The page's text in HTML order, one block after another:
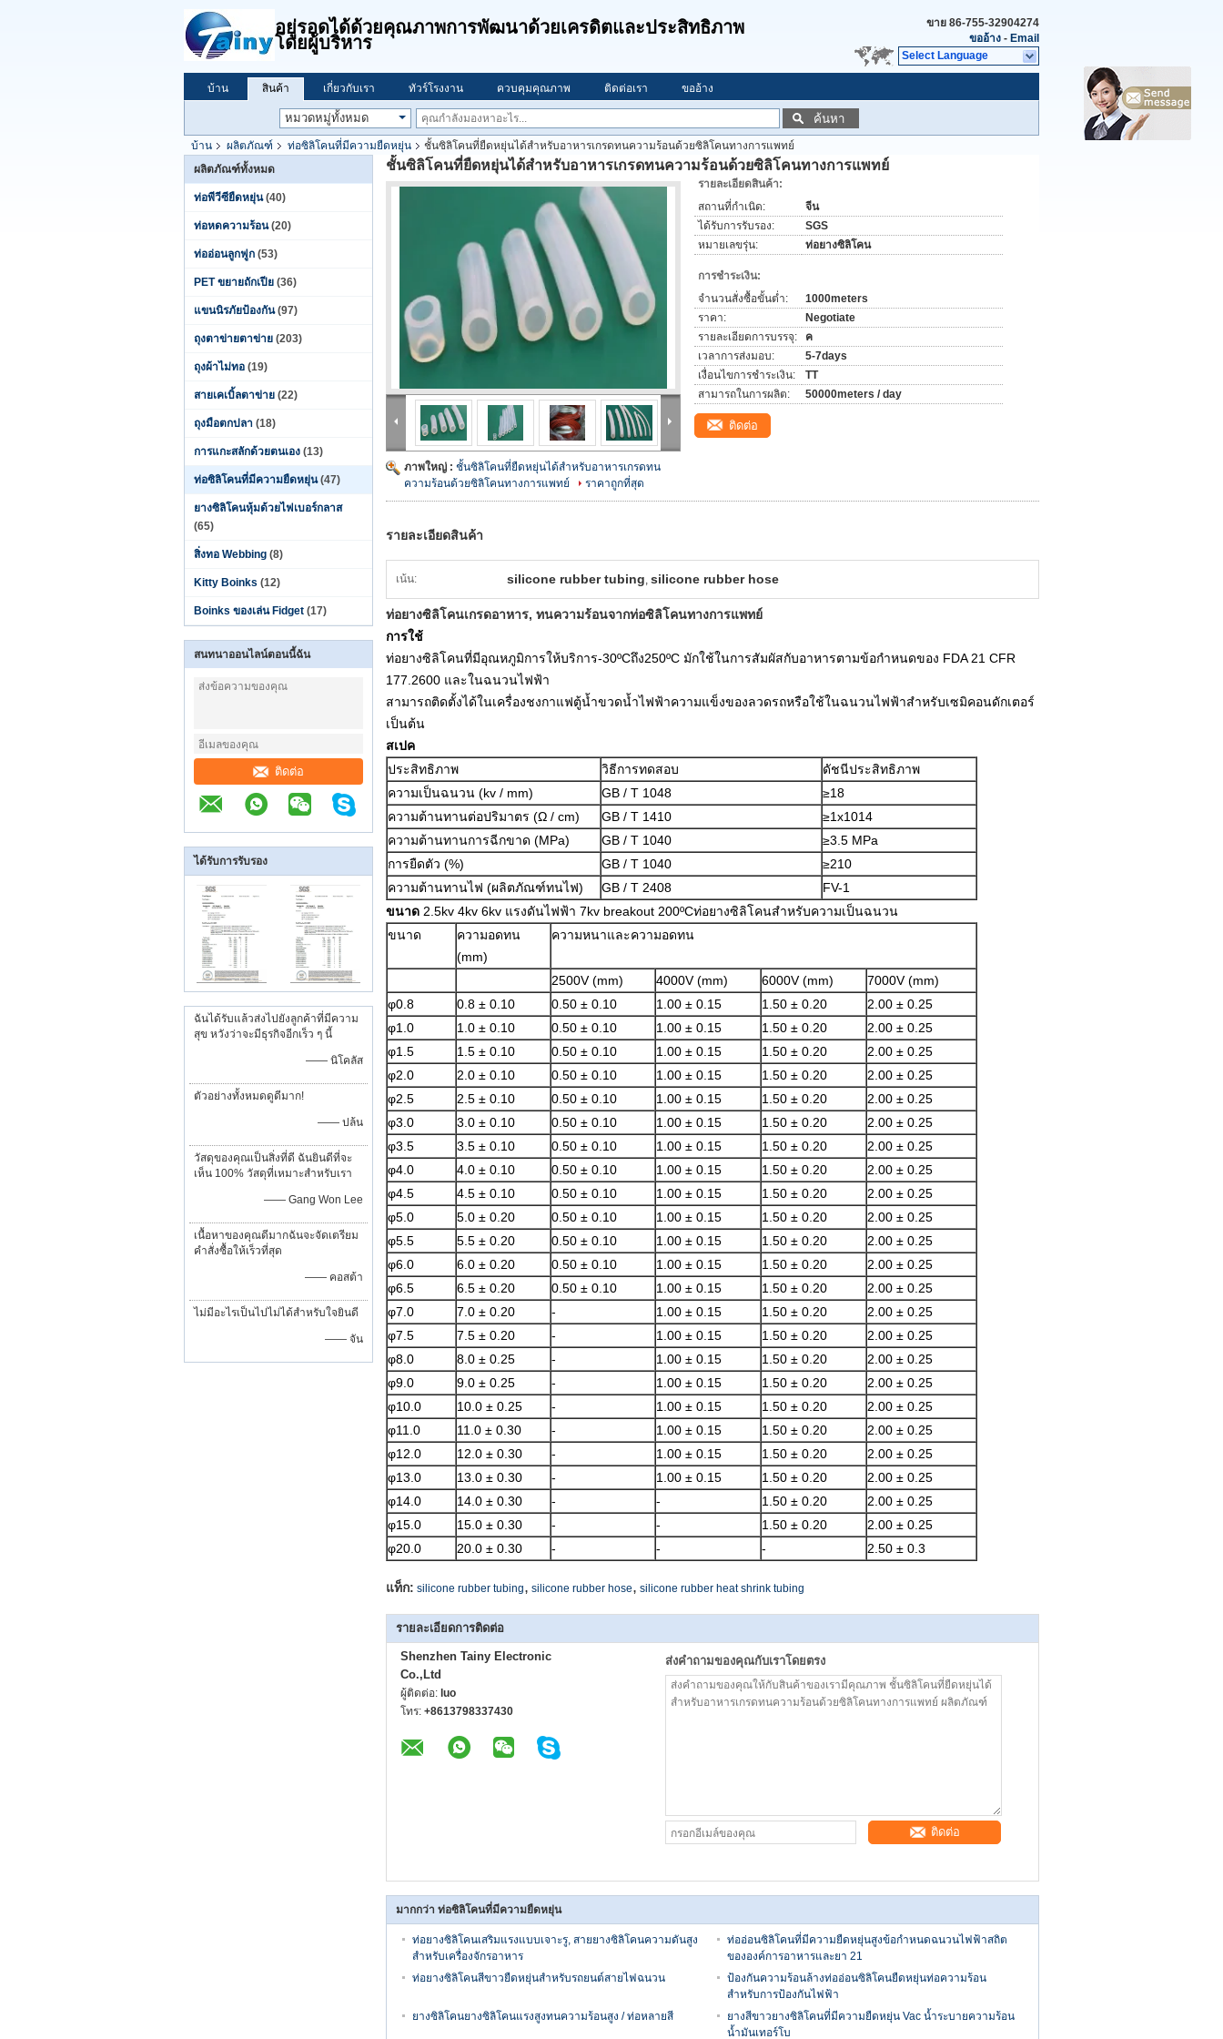
อยู่รอดได้ด้วยคุณภาพการพัฒนาด้วยเครดิตและประสิทธิภาพ
โดยผู้บริหาร
ขาย 86-755-32904274
ขออ้าง - Email
Select Language
บ้าน สินค้า เกี่ยวกับเรา ทัวร์โรงงาน ควบคุมคุณภาพ ติดต่อเรา ขออ้าง
ค้นหา
บ้าน ผลิตภัณฑ์ ท่อซิลิโคนที่มีความยืดหยุ่น
ชั้นซิลิโคนที่ยืดหยุ่นได้สำหรับอาหารเกรดทนความร้อนด้วยซิลิโคนทางการแพทย์
ผลิตภัณฑ์ทั้งหมด
ท่อพีวีซียืดหยุ่น (40)
ท่อหดความร้อน (20)
ท่ออ่อนลูกฟูก (53)
PET ขยายถักเปีย (36)
แขนนิรภัยป้องกัน (97)
ถุงตาข่ายตาข่าย (203)
ถุงผ้าไม่ทอ (19)
สายเคเบิ้ลตาข่าย (22)
ถุงมือตกปลา (18)
การแกะสลักด้วยตนเอง (13)
ท่อซิลิโคนที่มีความยืดหยุ่น (47)
ยางซิลิโคนหุ้มด้วยไฟเบอร์กลาส
(65)
สิ่งทอ Webbing (8)
Kitty Boinks (12)
Boinks ของเล่น Fidget (17)
สนทนาออนไลน์ตอนนี้ฉัน
ติดต่อ
ได้รับการรับรอง
ฉันได้รับแล้วส่งไปยังลูกค้าที่มีความ
สุข หวังว่าจะมีธุรกิจอีกเร็ว ๆ นี้
—— นิโคลัส
ตัวอย่างทั้งหมดดูดีมาก!
—— ปล้น
วัสดุของคุณเป็นสิ่งที่ดี ฉันยินดีที่จะ
เห็น 100% วัสดุที่เหมาะสำหรับเรา
—— Gang Won Lee
เนื้อหาของคุณดีมากฉันจะจัดเตรียม
คำสั่งซื้อให้เร็วที่สุด
—— คอสต้า
ไม่มีอะไรเป็นไปไม่ได้สำหรับใจยินดี
—— จัน
ชั้นซิลิโคนที่ยืดหยุ่นได้สำหรับอาหารเกรดทนความร้อนด้วยซิลิโคนทางการแพทย์
ภาพใหญ่ : ชั้นซิลิโคนที่ยืดหยุ่นได้สำหรับอาหารเกรดทน
ความร้อนด้วยซิลิโคนทางการแพทย์
ราคาถูกที่สุด
รายละเอียดสินค้า:
สถานที่กำเนิด:
จีน
ได้รับการรับรอง:
SGS
หมายเลขรุ่น:
ท่อยางซิลิโคน
การชำระเงิน:
จำนวนสั่งซื้อขั้นต่ำ:
1000meters
ราคา:
Negotiate
รายละเอียดการบรรจุ:
ค
เวลาการส่งมอบ:
5-7days
เงื่อนไขการชำระเงิน:
TT
สามารถในการผลิต:
50000meters / day
ติดต่อ
รายละเอียดสินค้า
เน้น: silicone rubber tubing, silicone rubber hose
ท่อยางซิลิโคนเกรดอาหาร, ทนความร้อนจากท่อซิลิโคนทางการแพทย์
การใช้
ท่อยางซิลิโคนที่มีอุณหภูมิการให้บริการ-30ºCถึง250ºC มักใช้ในการสัมผัสกับอาหารตามข้อกำหนดของ FDA 21 CFR
177.2600 และในฉนวนไฟฟ้า
สามารถติดตั้งได้ในเครื่องชงกาแฟตู้น้ำขวดน้ำไฟฟ้าความแข็งของลวดรถหรือใช้ในฉนวนไฟฟ้าสำหรับเซมิคอนดักเตอร์
เป็นต้น
สเปค
ประสิทธิภาพ
วิธีการทดสอบ
ดัชนีประสิทธิภาพ
ความเป็นฉนวน (kv / mm)
GB / T 1048
≥18
ความต้านทานต่อปริมาตร (Ω / cm)
GB / T 1410
≥1x1014
ความต้านทานการฉีกขาด (MPa)
GB / T 1040
≥3.5 MPa
การยืดตัว (%)
GB / T 1040
≥210
ความต้านทานไฟ (ผลิตภัณฑ์ทนไฟ)
GB / T 2408
FV-1
ขนาด 2.5kv 4kv 6kv แรงดันไฟฟ้า 7kv breakout 200ºCท่อยางซิลิโคนสำหรับความเป็นฉนวน
ขนาด
ความอดทน
(mm)
ความหนาและความอดทน
2500V (mm) 4000V (mm) 6000V (mm)
7000V (mm)
φ0.8
0.8 ± 0.10 0.50 ± 0.10 1.00 ± 0.15 1.50 ± 0.20
2.00 ± 0.25
φ1.0
1.0 ± 0.10 0.50 ± 0.10 1.00 ± 0.15 1.50 ± 0.20
2.00 ± 0.25
φ1.5
1.5 ± 0.10 0.50 ± 0.10 1.00 ± 0.15 1.50 ± 0.20
2.00 ± 0.25
φ2.0
2.0 ± 0.10 0.50 ± 0.10 1.00 ± 0.15 1.50 ± 0.20
2.00 ± 0.25
φ2.5
2.5 ± 0.10 0.50 ± 0.10 1.00 ± 0.15 1.50 ± 0.20
2.00 ± 0.25
φ3.0
3.0 ± 0.10 0.50 ± 0.10 1.00 ± 0.15 1.50 ± 0.20
2.00 ± 0.25
φ3.5
3.5 ± 0.10 0.50 ± 0.10 1.00 ± 0.15 1.50 ± 0.20
2.00 ± 0.25
φ4.0
4.0 ± 0.10 0.50 ± 0.10 1.00 ± 0.15 1.50 ± 0.20
2.00 ± 0.25
φ4.5
4.5 ± 0.10 0.50 ± 0.10 1.00 ± 0.15 1.50 ± 0.20
2.00 ± 0.25
φ5.0
5.0 ± 0.20 0.50 ± 0.10 1.00 ± 0.15 1.50 ± 0.20
2.00 ± 0.25
φ5.5
5.5 ± 0.20 0.50 ± 0.10 1.00 ± 0.15 1.50 ± 0.20
2.00 ± 0.25
φ6.0
6.0 ± 0.20 0.50 ± 0.10 1.00 ± 0.15 1.50 ± 0.20
2.00 ± 0.25
φ6.5
6.5 ± 0.20 0.50 ± 0.10 1.00 ± 0.15 1.50 ± 0.20
2.00 ± 0.25
φ7.0
7.0 ± 0.20 - 1.00 ± 0.15 1.50 ± 0.20
2.00 ± 0.25
φ7.5
7.5 ± 0.20 - 1.00 ± 0.15 1.50 ± 0.20
2.00 ± 0.25
φ8.0
8.0 ± 0.25 - 1.00 ± 0.15 1.50 ± 0.20
2.00 ± 0.25
φ9.0
9.0 ± 0.25 - 1.00 ± 0.15 1.50 ± 0.20
2.00 ± 0.25
φ10.0
10.0 ± 0.25 - 1.00 ± 0.15 1.50 ± 0.20
2.00 ± 0.25
φ11.0
11.0 ± 0.30 - 1.00 ± 0.15 1.50 ± 0.20
2.00 ± 0.25
φ12.0
12.0 ± 0.30 - 1.00 ± 0.15 1.50 ± 0.20
2.00 ± 0.25
φ13.0
13.0 ± 0.30 - 1.00 ± 0.15 1.50 ± 0.20
2.00 ± 0.25
φ14.0
14.0 ± 0.30 - - 1.50 ± 0.20
2.00 ± 0.25
φ15.0
15.0 ± 0.30 - - 1.50 ± 0.20
2.00 ± 0.25
φ20.0
20.0 ± 0.30 - - - 2.50 ± 0.3
แท็ก: silicone rubber tubing, silicone rubber hose, silicone rubber heat shrink tubing
รายละเอียดการติดต่อ
Shenzhen Tainy Electronic
Co.,Ltd
ผู้ติดต่อ: luo
โทร: +8613798337430
ส่งคำถามของคุณกับเราโดยตรง
ติดต่อ
มากกว่า ท่อซิลิโคนที่มีความยืดหยุ่น
ท่อยางซิลิโคนเสริมแรงแบบเจาะรู, สายยางซิลิโคนความดันสูง
สำหรับเครื่องจักรอาหาร
ท่ออ่อนซิลิโคนที่มีความยืดหยุ่นสูงข้อกำหนดฉนวนไฟฟ้าสถิต
ขององค์การอาหารและยา 21
ท่อยางซิลิโคนสีขาวยืดหยุ่นสำหรับรถยนต์สายไฟฉนวน
ป้องกันความร้อนล้างท่ออ่อนซิลิโคนยืดหยุ่นท่อความร้อน
สำหรับการป้องกันไฟฟ้า
ยางซิลิโคนยางซิลิโคนแรงสูงทนความร้อนสูง / ท่อหลายสี
ยางสีขาวยางซิลิโคนที่มีความยืดหยุ่น Vac น้ำระบายความร้อน
น้ำมันเทอร์โบ